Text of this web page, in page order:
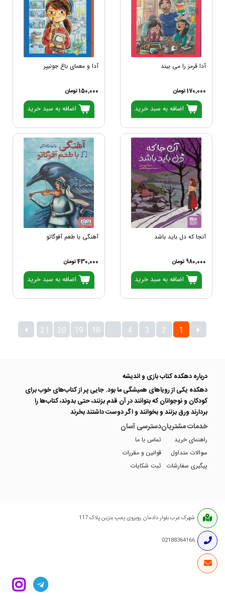
آدا قرمز را می بیند
170,000 تومان
اضافه به سبد خرید
آدا و معمای باغ جونیپر
150,000 تومان
اضافه به سبد خرید
آنجا که دل باید باشد
980,000 تومان
اضافه به سبد خرید
آهنگی با طعم آفوگاتو
430,000 تومان
اضافه به سبد خرید
1
2
3
4
...
18
19
20
21
درباره دهکده کتاب بازی و اندیشه
دهکده یکی از رویاهای همیشگی ما بود. جایی پر از کتاب‌های خوب برای
کودکان و نوجوانان که بتوانند در آن قدم بزنند، حتی بدوند، کتاب‌ها را
بردارند ورق بزنند و بخوانند و اگر دوست داشتند بخرند
خدمات مشتریان
راهنمای خرید
سوالات متداول
پیگیری سفارشات
دسترسی آسان
تماس با ما
قوانین و مقررات
ثبت شکایات
شهرک غرب بلوار دادمان روبروی پمپ بنزین پلاک 117
02188364166